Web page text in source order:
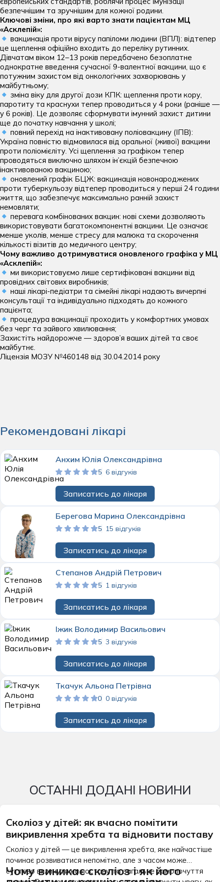
Кардіологія
Комплексні обстеження
Мамологія
Масаж для дорослих
Неврологія
Нейрохірургія
Ортопедія та травматологія
Отоларингологія
Офтальмологія
Пластична хірургія
Подологія
Психіатрія
Психологія
Пульмонологія
Ревматологія
Спортивна медицина
Судинна хірургія
Сурдологія
Імунологія дитяча
Інфекційні хвороби дитячі
Кардіоревматологія дитяча
Масаж для дітей
Неврологія дитяча
Нейрохірургія дитяча
Нефрологія дитяча
Ортопедія та травматологія дитяча
Отоларингологія дитяча
Офтальмологія дитяча
Пульмонологія дитяча
Хірургія та урологія дитяча
Електронейроміографія (ЕНМГ)
Капіляроскопія
КТ
Мамографія
МРТ
Оцінка функції зовнішнього дихання
Рентген
УЗД
Холтер АТ та ЕКГ
Терапія хребта та декомпресія
Отоларингологічні операції дитячі
Офтальмологічні операції дитячі
Хірургія вроджених вад
Хірургічні та урологічні операції дитячі
операції дорослих
Гінекологічні операції
Ендокринологічні операції
Загальні хірургічні операції
Інтимна пластика
Мамологічні операції
Нейрохірургічні операції
Ортопедичні та травматологічні операції
Отоларингологічні операції
Офтальмологічні операції
Пластичні операції на молочних залозах
Пластичні операції на обличчі
Пластичні операції на тулубі
Судинні хурургічні операції
Урологічні операції
Стаціонар
центру:
пн-сб: 07:00 — 20:00
нд: 08:00 — 20:00
безпечнішим та зручнішим для кожної родини.
Ключові зміни, про які варто знати пацієнтам МЦ
«Асклепій»:
вакцинація проти вірусу папіломи людини (ВПЛ): відтепер
це щеплення офіційно входить до переліку рутинних.
Дівчатам віком 12–13 років передбачено безоплатне
однократне введення сучасної 9-валентної вакцини, що є
потужним захистом від онкологічних захворювань у
майбутньому;
зміна віку для другої дози КПК: щеплення проти кору,
паротиту та краснухи тепер проводиться у 4 роки (раніше —
у 6 років). Це дозволяє сформувати імунний захист дитини
ще до початку навчання у школі;
повний перехід на інактивовану поліовакцину (ІПВ):
Україна повністю відмовилася від оральної (живої) вакцини
проти поліомієліту. Усі щеплення за графіком тепер
проводяться виключно шляхом ін’єкцій безпечною
інактивованою вакциною;
оновлений графік БЦЖ: вакцинація новонароджених
проти туберкульозу відтепер проводиться у перші 24 години
життя, що забезпечує максимально ранній захист
немовляти;
перевага комбінованих вакцин: нові схеми дозволяють
використовувати багатокомпонентні вакцини. Це означає
менше уколів, менше стресу для малюка та скорочення
кількості візитів до медичного центру;
Чому важливо дотримуватися оновленого графіка у МЦ
«Асклепій»:
ми використовуємо лише сертифіковані вакцини від
провідних світових виробників;
наші лікарі-педіатри та сімейні лікарі надають вичерпні
консультації та індивідуально підходять до кожного
пацієнта;
процедура вакцинації проходить у комфортних умовах
без черг та зайвого хвилювання;
Захистіть найдорожче — здоров’я ваших дітей та своє
майбутнє.
Ліцензія МОЗУ №460148 від 30.04.2014 року
Рекомендовані лікарі
Анхим Юлія Олександрівна
5 6 відгуків
Записатись до лікаря
Берегова Марина Олександрівна
5 15 відгуків
Записатись до лікаря
Степанов Андрій Петрович
5 1 відгуків
Записатись до лікаря
Іжик Володимир Васильович
5 3 відгуків
Записатись до лікаря
Ткачук Альона Петрівна
0 0 відгуків
Записатись до лікаря
ОСТАННІ ДОДАНІ НОВИНИ
Сколіоз у дітей: як вчасно помітити
викривлення хребта та відновити поставу
Сколіоз у дітей — це викривлення хребта, яке найчастіше
починає розвиватися непомітно, але з часом може
суттєво вплинути на поставу та загальне самопочуття
Чому виникає сколіоз і як його